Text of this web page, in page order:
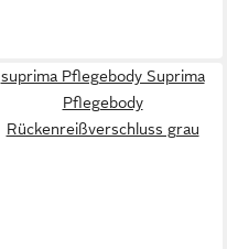
suprima Pflegebody Suprima
Pflegebody
Rückenreißverschluss grau